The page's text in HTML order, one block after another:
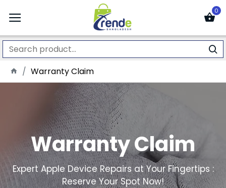
0
Warranty Claim
Warranty Claim
Expert Apple Device Repairs at Your Fingertips :
Reserve Your Spot Now!